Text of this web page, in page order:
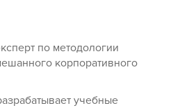
по методологии
корпоративного
учебные